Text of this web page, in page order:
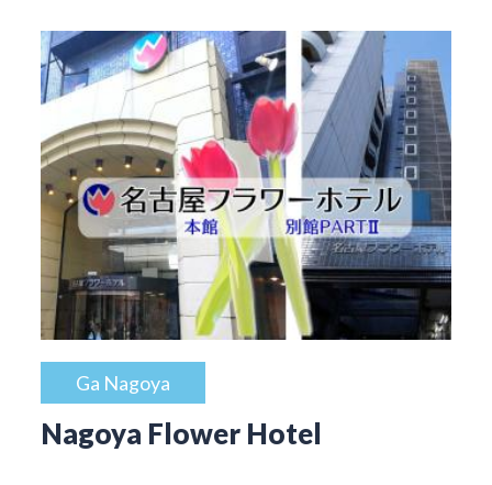
Ga Nagoya
Nagoya Flower Hotel